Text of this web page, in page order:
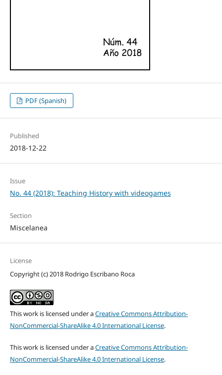
PDF (Spanish)
Published
2018-12-22
Issue
No. 44 (2018): Teaching History with videogames
Section
Miscelanea
License
Copyright (c) 2018 Rodrigo Escribano Roca
This work is licensed under aCreative Commons Attribution-
NonCommercial-ShareAlike 4.0 International License.
This work is licensed under aCreative Commons Attribution-
NonCommercial-ShareAlike 4.0 International License.